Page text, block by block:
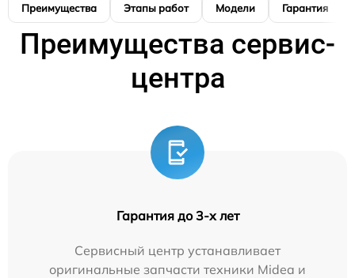
Преимущества Этапы работ Модели Гарантия
Преимущества сервис-
центра
Гарантия до 3-х лет
Сервисный центр устанавливает
оригинальные запчасти техники Midea и